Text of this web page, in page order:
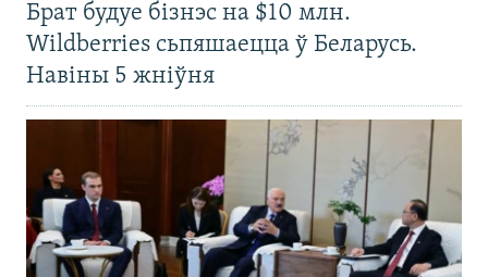
Брат будуе бізнэс на $10 млн.
Wildberries сьпяшаецца ў Беларусь.
Навіны 5 жніўня